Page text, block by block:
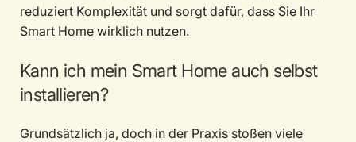
reduziert Komplexität und sorgt dafür, dass Sie Ihr
Smart Home wirklich nutzen.
Kann ich mein Smart Home auch selbst
installieren?
Grundsätzlich ja, doch in der Praxis stoßen viele